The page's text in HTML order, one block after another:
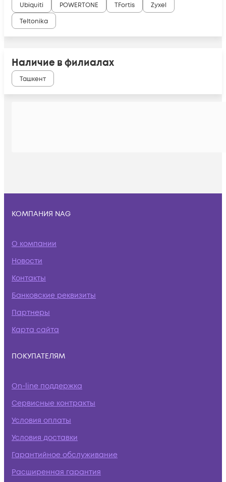
Ubiquiti
POWERTONE TFortis
Zyxel
Teltonika
Наличие в филиалах
Ташкент
КОМПАНИЯ NAG
О компании
Новости
Контакты
Банковские реквизиты
Партнеры
Карта сайта
ПОКУПАТЕЛЯМ
On-line поддержка
Сервисные контракты
Условия оплаты
Условия доставки
Гарантийное обслуживание
Расширенная гарантия